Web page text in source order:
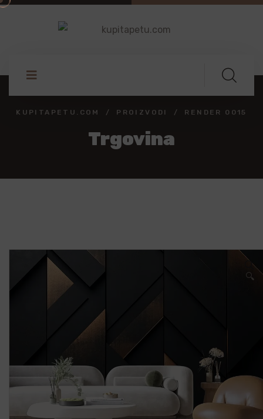
KUPITAPETU.COM PROIZVODI RENDER 0015
Trgovina
🔍